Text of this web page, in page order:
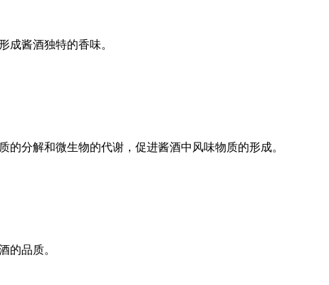
成酱酒独特的香味。
分解和微生物的代谢，促进酱酒中风味物质的形成。
的品质。